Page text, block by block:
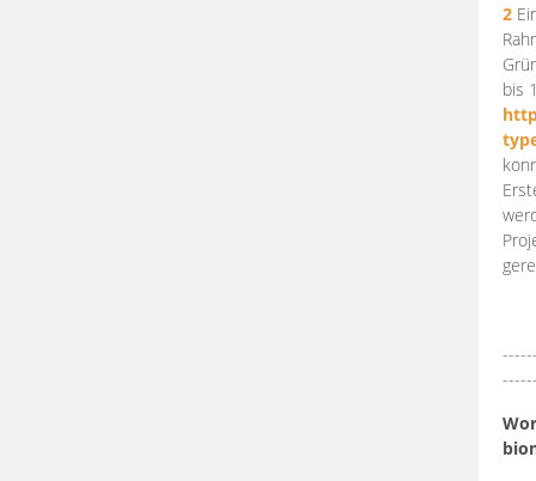
2
bis